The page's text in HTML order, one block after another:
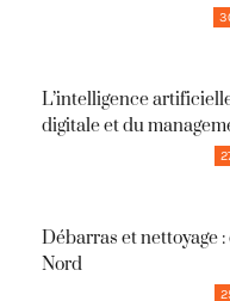
L’intelligence
digitale et du
Débarras et nettoyage
Nord